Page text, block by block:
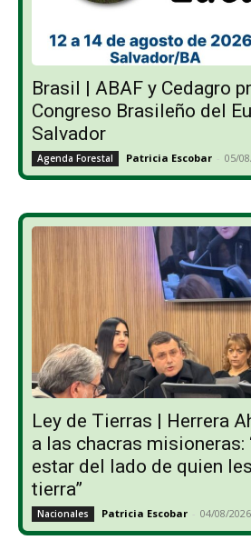
Brasil | ABAF y Cedagro
Congreso Brasileño del
Salvador
Agenda Forestal Patricia Escobar - 05/
Ley de Tierras | Herrera
a las chacras misioneras:
estar del lado de quien
tierra”
Nacionales Patricia Escobar - 04/08/2026